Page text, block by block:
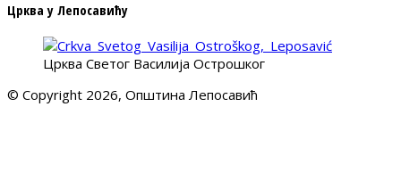
Црква у Лепосавићу
Црква Светог Василија Острошког
© Copyright 2026, Општина Лепосавић